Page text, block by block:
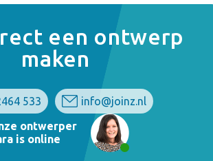
een ontwerp
maken
533
info@joinz.nl
ontwerper
is online